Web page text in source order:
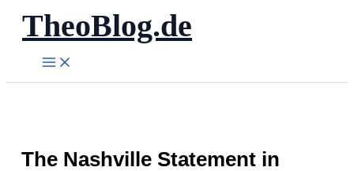
Zum
Inhalt
springen
TheoBlog.de
The Nashville Statement in